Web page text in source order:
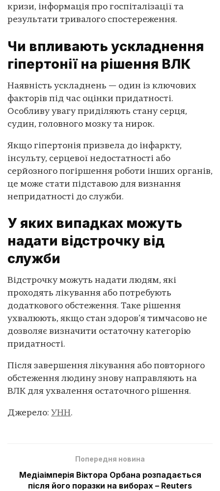
кризи, інформація про госпіталізації та
результати тривалого спостереження.
Чи впливають ускладнення
гіпертонії на рішення ВЛК
Наявність ускладнень — один із ключових
факторів під час оцінки придатності.
Особливу увагу приділяють стану серця,
судин, головного мозку та нирок.
Якщо гіпертонія призвела до інфаркту,
інсульту, серцевої недостатності або
серйозного погіршення роботи інших органів,
це може стати підставою для визнання
непридатності до служби.
У яких випадках можуть
надати відстрочку від
служби
Відстрочку можуть надати людям, які
проходять лікування або потребують
додаткового обстеження. Таке рішення
ухвалюють, якщо стан здоров’я тимчасово не
дозволяє визначити остаточну категорію
придатності.
Після завершення лікування або повторного
обстеження людину знову направляють на
ВЛК для ухвалення остаточного рішення.
Джерело: УНН.
Попередня новина
Медіаімперія Віктора Орбана розпадається
після його поразки на виборах – Reuters